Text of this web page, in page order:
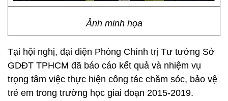
Ảnh minh họa
Tại hội nghị, đại diện Phòng Chính trị Tư tưởng Sở
GDĐT TPHCM đã báo cáo kết quả và nhiệm vụ
trọng tâm việc thực hiện công tác chăm sóc, bảo vệ
trẻ em trong trường học giai đoạn 2015-2019.